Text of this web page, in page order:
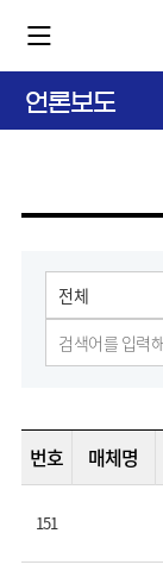
언론보도
번호 매체명
151